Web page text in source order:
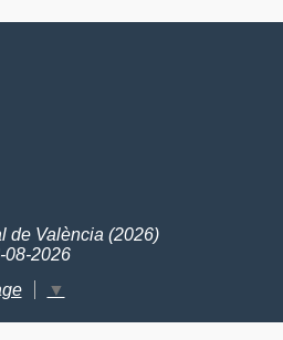
de València (2026)
08-2026
▼